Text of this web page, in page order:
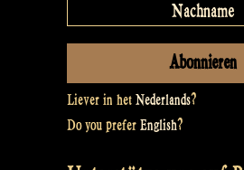
Liever in het Nederlands?
Do you prefer English?